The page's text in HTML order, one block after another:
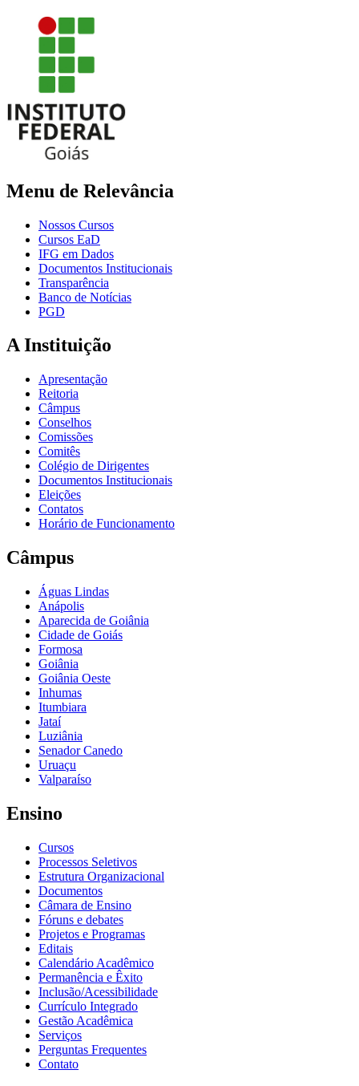
Menu de Relevância
Nossos Cursos
Cursos EaD
IFG em Dados
Documentos Institucionais
Transparência
Banco de Notícias
PGD
A Instituição
Apresentação
Reitoria
Câmpus
Conselhos
Comissões
Comitês
Colégio de Dirigentes
Documentos Institucionais
Eleições
Contatos
Horário de Funcionamento
Câmpus
Águas Lindas
Anápolis
Aparecida de Goiânia
Cidade de Goiás
Formosa
Goiânia
Goiânia Oeste
Inhumas
Itumbiara
Jataí
Luziânia
Senador Canedo
Uruaçu
Valparaíso
Ensino
Cursos
Processos Seletivos
Estrutura Organizacional
Documentos
Câmara de Ensino
Fóruns e debates
Projetos e Programas
Editais
Calendário Acadêmico
Permanência e Êxito
Inclusão/Acessibilidade
Currículo Integrado
Gestão Acadêmica
Serviços
Perguntas Frequentes
Contato